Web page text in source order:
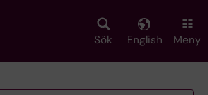
Sök English Meny